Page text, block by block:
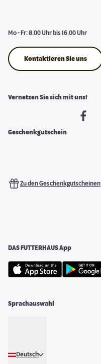
Mo - Fr: 8.00 Uhr bis 16.00 Uhr
Kontaktieren Sie uns
Vernetzen Sie sich mit uns!
Geschenkgutschein
Zu den Geschenkgutscheinen
DAS FUTTERHAUS App
Sprachauswahl
Deutsch